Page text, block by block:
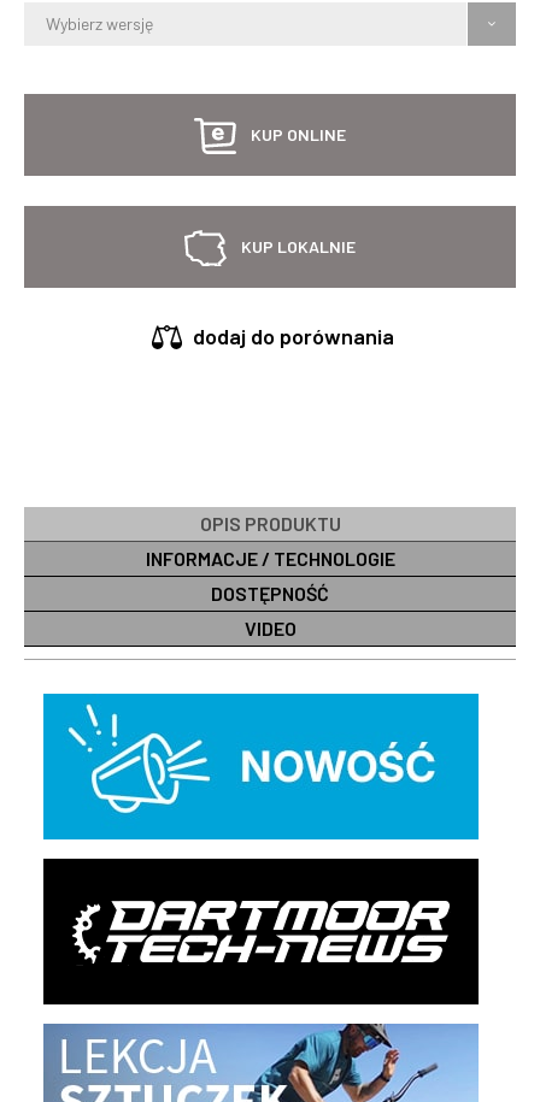
Wybierz wersję
KUP ONLINE
KUP LOKALNIE
dodaj do porównania
OPIS PRODUKTU
INFORMACJE / TECHNOLOGIE
DOSTĘPNOŚĆ
VIDEO